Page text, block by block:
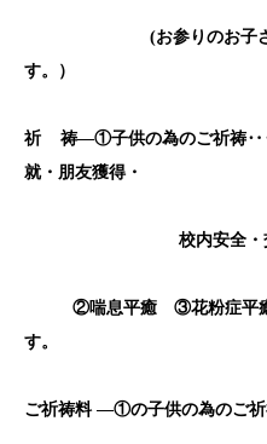
(お参りのお子
す。）
祈 祷―①子供の為のご祈祷
就・朋友獲得・
校内安全
②喘息平癒 ③花粉症平
す。
ご祈祷料 ―①の子供の為のご祈